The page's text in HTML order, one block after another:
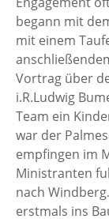
begann mit
mit einem
Vortrag über
i.R.Ludwig
Team ein
war der
empfingen im
Ministranten
nach
erstmals ins